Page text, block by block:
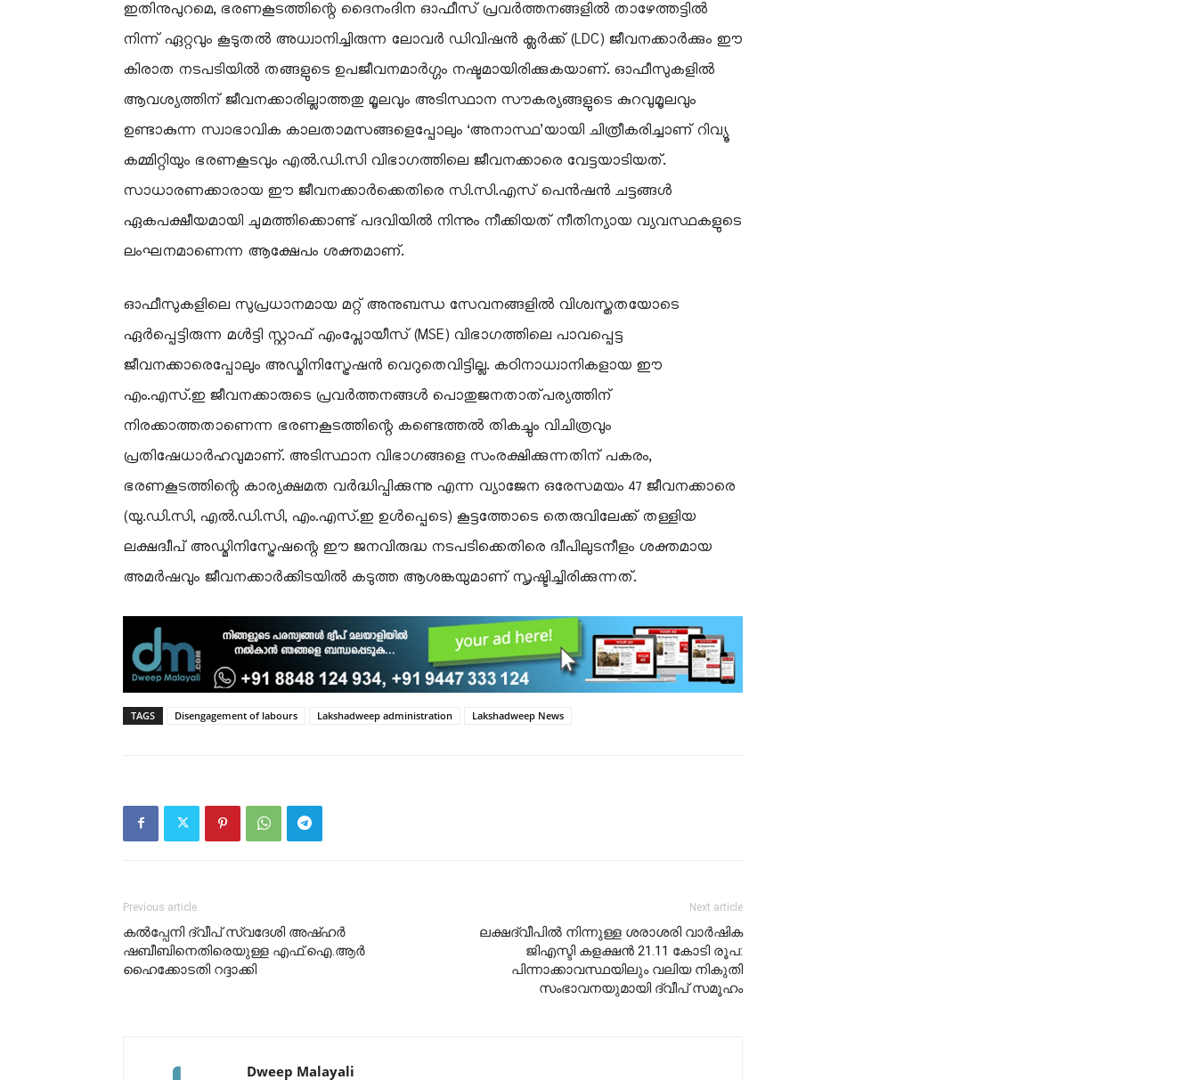
​ഇതിനുപുറമെ, ഭരണകൂടത്തിന്റെ ദൈനംദിന ഓഫീസ് പ്രവർത്തനങ്ങളിൽ താഴേത്തട്ടിൽ
നിന്ന് ഏറ്റവും കൂടുതൽ അധ്വാനിച്ചിരുന്ന ലോവർ ഡിവിഷൻ ക്ലർക്ക് (LDC) ജീവനക്കാർക്കും ഈ
കിരാത നടപടിയിൽ തങ്ങളുടെ ഉപജീവനമാർഗ്ഗം നഷ്ടമായിരിക്കുകയാണ്. ഓഫീസുകളിൽ
ആവശ്യത്തിന് ജീവനക്കാരില്ലാത്തതു മൂലവും അടിസ്ഥാന സൗകര്യങ്ങളുടെ കുറവുമൂലവും
ഉണ്ടാകുന്ന സ്വാഭാവിക കാലതാമസങ്ങളെപ്പോലും ‘അനാസ്ഥ’യായി ചിത്രീകരിച്ചാണ് റിവ്യൂ
കമ്മിറ്റിയും ഭരണകൂടവും എൽ.ഡി.സി വിഭാഗത്തിലെ ജീവനക്കാരെ വേട്ടയാടിയത്.
സാധാരണക്കാരായ ഈ ജീവനക്കാർക്കെതിരെ സി.സി.എസ് പെൻഷൻ ചട്ടങ്ങൾ
ഏകപക്ഷീയമായി ചുമത്തിക്കൊണ്ട് പദവിയിൽ നിന്നും നീക്കിയത് നീതിന്യായ വ്യവസ്ഥകളുടെ
ലംഘനമാണെന്ന ആക്ഷേപം ശക്തമാണ്.
​ഓഫീസുകളിലെ സുപ്രധാനമായ മറ്റ് അനുബന്ധ സേവനങ്ങളിൽ വിശ്വസ്തതയോടെ
ഏർപ്പെട്ടിരുന്ന മൾട്ടി സ്റ്റാഫ് എംപ്ലോയീസ് (MSE) വിഭാഗത്തിലെ പാവപ്പെട്ട
ജീവനക്കാരെപ്പോലും അഡ്മിനിസ്ട്രേഷൻ വെറുതെവിട്ടില്ല. കഠിനാധ്വാനികളായ ഈ
എം.എസ്.ഇ ജീവനക്കാരുടെ പ്രവർത്തനങ്ങൾ പൊതുജനതാത്പര്യത്തിന്
നിരക്കാത്തതാണെന്ന ഭരണകൂടത്തിന്റെ കണ്ടെത്തൽ തികച്ചും വിചിത്രവും
പ്രതിഷേധാർഹവുമാണ്. അടിസ്ഥാന വിഭാഗങ്ങളെ സംരക്ഷിക്കുന്നതിന് പകരം,
ഭരണകൂടത്തിന്റെ കാര്യക്ഷമത വർദ്ധിപ്പിക്കുന്നു എന്ന വ്യാജേന ഒരേസമയം 47 ജീവനക്കാരെ
(യു.ഡി.സി, എൽ.ഡി.സി, എം.എസ്.ഇ ഉൾപ്പെടെ) കൂട്ടത്തോടെ തെരുവിലേക്ക് തള്ളിയ
ലക്ഷദ്വീപ് അഡ്മിനിസ്ട്രേഷന്റെ ഈ ജനവിരുദ്ധ നടപടിക്കെതിരെ ദ്വീപിലുടനീളം ശക്തമായ
അമർഷവും ജീവനക്കാർക്കിടയിൽ കടുത്ത ആശങ്കയുമാണ് സൃഷ്ടിച്ചിരിക്കുന്നത്.
TAGS Disengagement of labours Lakshadweep administration Lakshadweep News
Previous article
കൽപ്പേനി ദ്വീപ് സ്വദേശി അഷ്ഹർ
ഷബീബിനെതിരെയുള്ള എഫ്.ഐ.ആർ
ഹൈക്കോടതി റദ്ദാക്കി
Next article
ലക്ഷദ്വീപിൽ നിന്നുള്ള ശരാശരി വാർഷിക
ജിഎസ്ടി കളക്ഷൻ 21.11 കോടി രൂപ:
പിന്നാക്കാവസ്ഥയിലും വലിയ നികുതി
സംഭാവനയുമായി ദ്വീപ് സമൂഹം
Dweep Malayali